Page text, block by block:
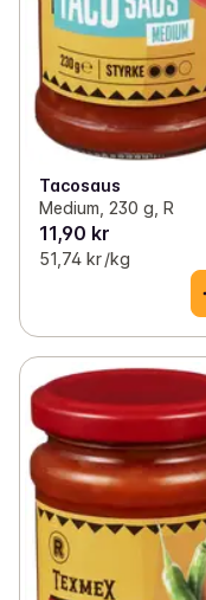
Tacosaus
Medium, 230 g, R
11,90 kr
51,74 kr /kg